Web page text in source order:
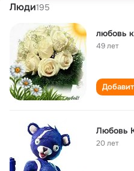
Люди195
любовь
49 лет
Любовь
20 лет